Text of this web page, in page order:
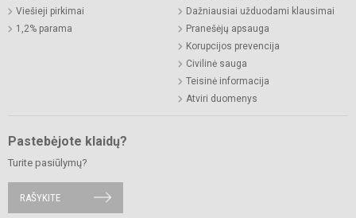
Viešieji pirkimai
1,2% parama
Dažniausiai užduodami klausimai
Pranešėjų apsauga
Korupcijos prevencija
Civilinė sauga
Teisinė informacija
Atviri duomenys
Pastebėjote klaidų?
Turite pasiūlymų?
RAŠYKITE